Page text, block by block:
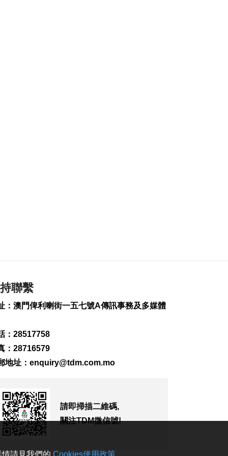
250
0
216
2026-08-09 14:52
操作
聯繫
：澳門俾利喇街一五七號A傳訊事務及多媒體
：28517758
：28716579
地址： enquiry@tdm.com.mo
請即掃描二維碼,
關注TDM微信號!
請見我們的 Cookies使用政策